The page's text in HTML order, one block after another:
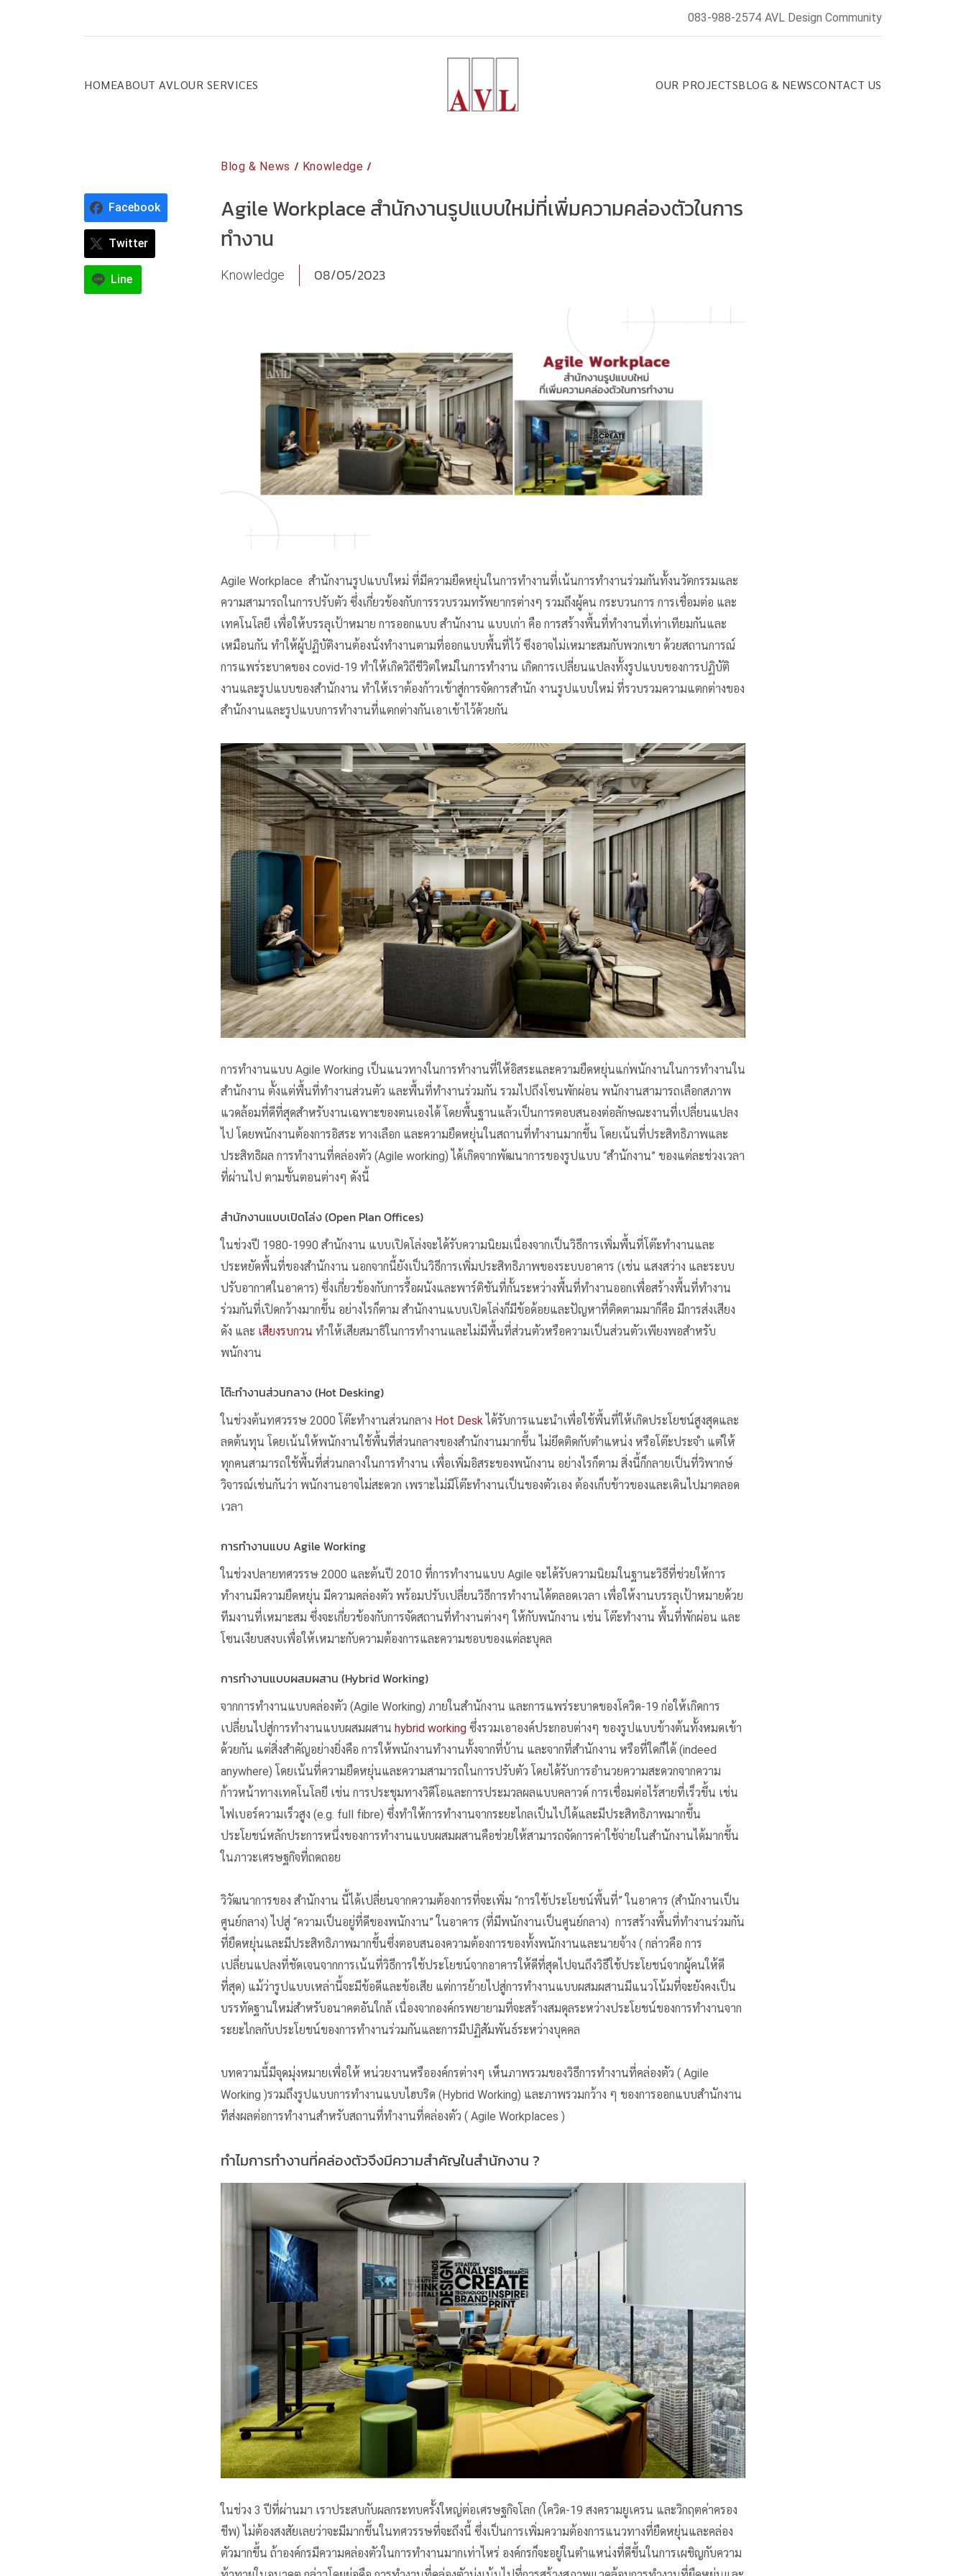
083-988-2574 AVL Design Community
HOMEABOUT AVL OUR SERVICES OUR PROJECTSBLOG & NEWSCONTACT US
Facebook
Twitter
Line
Blog & News / Knowledge /
Agile Workplace สำนักงานรูปแบบใหม่ที่เพิ่มความคล่องตัวในการ
ทำงาน
Knowledge 08/05/2023
Agile Workplace สำนักงานรูปแบบใหม่ ที่มีความยืดหยุ่นในการทํางานที่เน้นการทํางานร่วมกันทั้งนวัตกรรมและ
ความสามารถในการปรับตัว ซึ่งเกี่ยวข้องกับการรวบรวมทรัพยากรต่างๆ รวมถึงผู้คน กระบวนการ การเชื่อมต่อ และ
เทคโนโลยี เพื่อให้บรรลุเป้าหมาย การออกแบบ สํานักงาน แบบเก่า คือ การสร้างพื้นที่ทํางานที่เท่าเทียมกันและ
เหมือนกัน ทำให้ผู้ปฏิบัติงานต้องนั่งทำงานตามที่ออกแบบพื้นที่ไว้ ซึงอาจไม่เหมาะสมกับพวกเขา ด้วยสถานการณ์
การแพร่ระบาดของ covid-19 ทำให้เกิดวิถีชีวิตใหม่ในการทำงาน เกิดการเปลี่ยนแปลงทั้งรูปแบบของการปฏิบัติ
งานและรูปแบบของสำนักงาน ทำให้เราต้องก้าวเข้าสู่การจัดการสํานัก งานรูปแบบใหม่ ที่รวบรวมความแตกต่างของ
สำนักงานและรูปแบบการทํางานที่แตกต่างกันเอาเข้าไว้ด้วยกัน
การทำงานแบบ Agile Working เป็นแนวทางในการทำงานที่ให้อิสระและความยืดหยุ่นแก่พนักงานในการทำงานใน
สำนักงาน ตั้งแต่พื้นที่ทำงานส่วนตัว และพื้นที่ทำงานร่วมกัน รวมไปถึงโซนพักผ่อน พนักงานสามารถเลือกสภาพ
แวดล้อมที่ดีที่สุดสำหรับงานเฉพาะของตนเองได้ โดยพื้นฐานแล้วเป็นการตอบสนองต่อลักษณะงานที่เปลี่ยนแปลง
ไป โดยพนักงานต้องการอิสระ ทางเลือก และความยืดหยุ่นในสถานที่ทำงานมากขึ้น โดยเน้นที่ประสิทธิภาพและ
ประสิทธิผล การทํางานที่คล่องตัว (Agile working) ได้เกิดจากพัฒนาการของรูปแบบ “สำนักงาน” ของแต่ละช่วงเวลา
ที่ผ่านไป ตามขั้นตอนต่างๆ ดังนี้
สำนักงานแบบเปิดโล่ง (Open Plan Offices)
ในช่วงปี 1980-1990 สำนักงาน แบบเปิดโล่งจะได้รับความนิยมเนื่องจากเป็นวิธีการเพิ่มพื้นที่โต๊ะทำงานและ
ประหยัดพื้นที่ของสำนักงาน นอกจากนี้ยังเป็นวิธีการเพิ่มประสิทธิภาพของระบบอาคาร (เช่น แสงสว่าง และระบบ
ปรับอากาศในอาคาร) ซึ่งเกี่ยวข้องกับการรื้อผนังและพาร์ติชันที่กั้นระหว่างพื้นที่ทำงานออกเพื่อสร้างพื้นที่ทำงาน
ร่วมกันที่เปิดกว้างมากขึ้น อย่างไรก็ตาม สำนักงานแบบเปิดโล่งก็มีข้อด้อยและปัญหาที่ติดตามมาก็คือ มีการส่งเสียง
ดัง และ เสียงรบกวน ทำให้เสียสมาธิในการทำงานและไม่มีพื้นที่ส่วนตัวหรือความเป็นส่วนตัวเพียงพอสำหรับ
พนักงาน
โต๊ะทำงานส่วนกลาง (Hot Desking)
ในช่วงต้นทศวรรษ 2000 โต๊ะทำงานส่วนกลาง Hot Desk ได้รับการแนะนำเพื่อใช้พื้นที่ให้เกิดประโยชน์สูงสุดและ
ลดต้นทุน โดยเน้นให้พนักงานใช้พื้นที่ส่วนกลางของสำนักงานมากขึ้น ไม่ยึดติดกับตำแหน่ง หรือโต๊ะประจำ แต่ให้
ทุกคนสามารถใช้พื้นที่ส่วนกลางในการทำงาน เพื่อเพิ่มอิสระของพนักงาน อย่างไรก็ตาม สิ่งนี้ก็กลายเป็นที่วิพากษ์
วิจารณ์เช่นกันว่า พนักงานอาจไม่สะดวก เพราะไม่มีโต๊ะทำงานเป็นของตัวเอง ต้องเก็บข้าวของและเดินไปมาตลอด
เวลา
การทำงานแบบ Agile Working
ในช่วงปลายทศวรรษ 2000 และต้นปี 2010 ที่การทำงานแบบ Agile จะได้รับความนิยมในฐานะวิธีที่ช่วยให้การ
ทำงานมีความยืดหยุ่น มีความคล่องตัว พร้อมปรับเปลี่ยนวิธีการทำงานได้ตลอดเวลา เพื่อให้งานบรรลุเป้าหมายด้วย
ทีมงานที่เหมาะสม ซึ่งจะเกี่ยวข้องกับการจัดสถานที่ทำงานต่างๆ ให้กับพนักงาน เช่น โต๊ะทำงาน พื้นที่พักผ่อน และ
โซนเงียบสงบเพื่อให้เหมาะกับความต้องการและความชอบของแต่ละบุคล
การทำงานแบบผสมผสาน (Hybrid Working)
จากการทำงานแบบคล่องตัว (Agile Working) ภายในสำนักงาน และการแพร่ระบาดของโควิด-19 ก่อให้เกิดการ
เปลี่ยนไปสู่การทำงานแบบผสมผสาน hybrid working ซึ่งรวมเอาองค์ประกอบต่างๆ ของรูปแบบข้างต้นทั้งหมดเข้า
ด้วยกัน แต่สิ่งสำคัญอย่างยิ่งคือ การให้พนักงานทำงานทั้งจากที่บ้าน และจากที่สำนักงาน หรือที่ใดก็ได้ (indeed
anywhere) โดยเน้นที่ความยืดหยุ่นและความสามารถในการปรับตัว โดยได้รับการอำนวยความสะดวกจากความ
ก้าวหน้าทางเทคโนโลยี เช่น การประชุมทางวิดีโอและการประมวลผลแบบคลาวด์ การเชื่อมต่อไร้สายที่เร็วขึ้น เช่น
ไฟเบอร์ความเร็วสูง (e.g. full fibre) ซึ่งทำให้การทำงานจากระยะไกลเป็นไปได้และมีประสิทธิภาพมากขึ้น
ประโยชน์หลักประการหนึ่งของการทำงานแบบผสมผสานคือช่วยให้สามารถจัดการค่าใช้จ่ายในสำนักงานได้มากขึ้น
ในภาวะเศรษฐกิจที่ถดถอย
วิวัฒนาการของ สำนักงาน นี้ได้เปลี่ยนจากความต้องการที่จะเพิ่ม “การใช้ประโยชน์พื้นที่” ในอาคาร (สำนักงานเป็น
ศูนย์กลาง) ไปสู่ “ความเป็นอยู่ที่ดีของพนักงาน” ในอาคาร (ที่มีพนักงานเป็นศูนย์กลาง) การสร้างพื้นที่ทำงานร่วมกัน
ที่ยืดหยุ่นและมีประสิทธิภาพมากขึ้นซึ่งตอบสนองความต้องการของทั้งพนักงานและนายจ้าง ( กล่าวคือ การ
เปลี่ยนแปลงที่ชัดเจนจากการเน้นที่วิธีการใช้ประโยชน์จากอาคารให้ดีที่สุดไปจนถึงวิธีใช้ประโยชน์จากผู้คนให้ดี
ที่สุด) แม้ว่ารูปแบบเหล่านี้จะมีข้อดีและข้อเสีย แต่การย้ายไปสู่การทำงานแบบผสมผสานมีแนวโน้มที่จะยังคงเป็น
บรรทัดฐานใหม่สำหรับอนาคตอันใกล้ เนื่องจากองค์กรพยายามที่จะสร้างสมดุลระหว่างประโยชน์ของการทำงานจาก
ระยะไกลกับประโยชน์ของการทำงานร่วมกันและการมีปฏิสัมพันธ์ระหว่างบุคคล
บทความนี้มีจุดมุ่งหมายเพื่อให้ หน่วยงานหรือองค์กรต่างๆ เห็นภาพรวมของวิธีการทํางานที่คล่องตัว ( Agile
Working )รวมถึงรูปแบบการทำงานแบบไฮบริด (Hybrid Working) และภาพรวมกว้าง ๆ ของการออกแบบสำนักงาน
ทีส่งผลต่อการทำงานสําหรับสถานที่ทํางานที่คล่องตัว ( Agile Workplaces )
ทําไมการทํางานที่คล่องตัวจึงมีความสําคัญในสำนักงาน ?
ในช่วง 3 ปีที่ผ่านมา เราประสบกับผลกระทบครั้งใหญ่ต่อเศรษฐกิจโลก (โควิด-19 สงครามยูเครน และวิกฤตค่าครอง
ชีพ) ไม่ต้องสงสัยเลยว่าจะมีมากขึ้นในทศวรรษที่จะถึงนี้ ซึ่งเป็นการเพิ่มความต้องการแนวทางที่ยืดหยุ่นและคล่อง
ตัวมากขึ้น ถ้าองค์กรมีความคล่องตัวในการทำงานมากเท่าไหร่ องค์กรก็จะอยู่ในตำแหน่งที่ดีขึ้นในการเผชิญกับความ